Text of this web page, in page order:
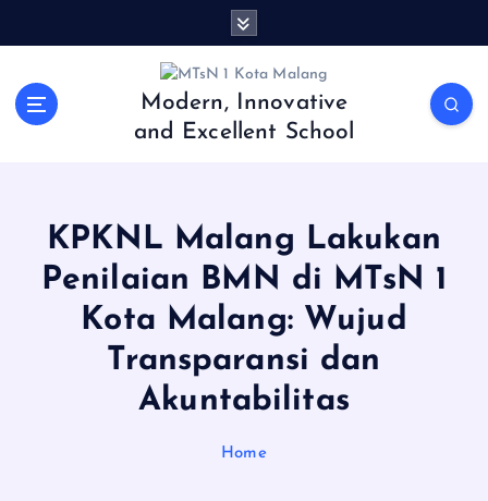
Modern, Innovative
and Excellent School
KPKNL Malang Lakukan
Penilaian BMN di MTsN 1
Kota Malang: Wujud
Transparansi dan
Akuntabilitas
Home